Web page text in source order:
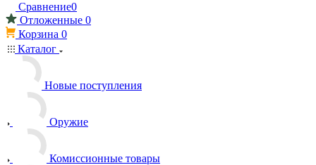
Сравнение0
Отложенные 0
Корзина 0
Каталог
Новые поступления
Оружие
Комиссионные товары